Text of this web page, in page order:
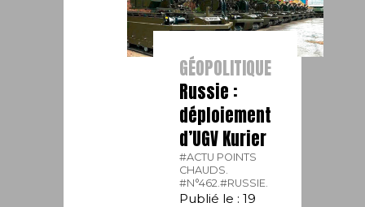
GÉOPOLITIQUE
Russie :
déploiement
d’UGV Kurier
#ACTU POINTS
CHAUDS.
#N°462.#RUSSIE.
Publié le : 19